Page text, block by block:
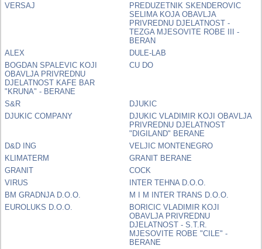
VERSAJ
PREDUZETNIK SKENDEROVIC
SELIMA KOJA OBAVLJA
PRIVREDNU DJELATNOST -
TEZGA MJESOVITE ROBE III -
BERAN
ALEX
DULE-LAB
BOGDAN SPALEVIC KOJI
OBAVLJA PRIVREDNU
DJELATNOST KAFE BAR
"KRUNA" - BERANE
CU DO
S&R
DJUKIC
DJUKIC COMPANY
DJUKIC VLADIMIR KOJI OBAVLJA
PRIVREDNU DJELATNOST
"DIGILAND" BERANE
D&D ING
VELJIC MONTENEGRO
KLIMATERM
GRANIT BERANE
GRANIT
COCK
VIRUS
INTER TEHNA D.O.O.
BM GRADNJA D.O.O.
M I M INTER TRANS D.O.O.
EUROLUKS D.O.O.
BORICIC VLADIMIR KOJI
OBAVLJA PRIVREDNU
DJELATNOST - S.T.R.
MJESOVITE ROBE "CILE" -
BERANE